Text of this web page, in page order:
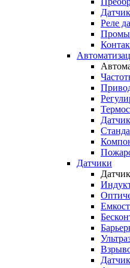
Реле
Датчики